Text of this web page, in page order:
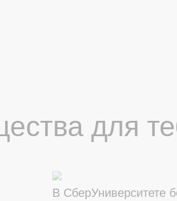
для
В СберУниверситете